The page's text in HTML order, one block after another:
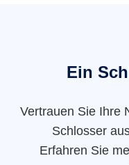
Ein
Vertrauen Sie Ihre
Schlosser
Erfahren Sie